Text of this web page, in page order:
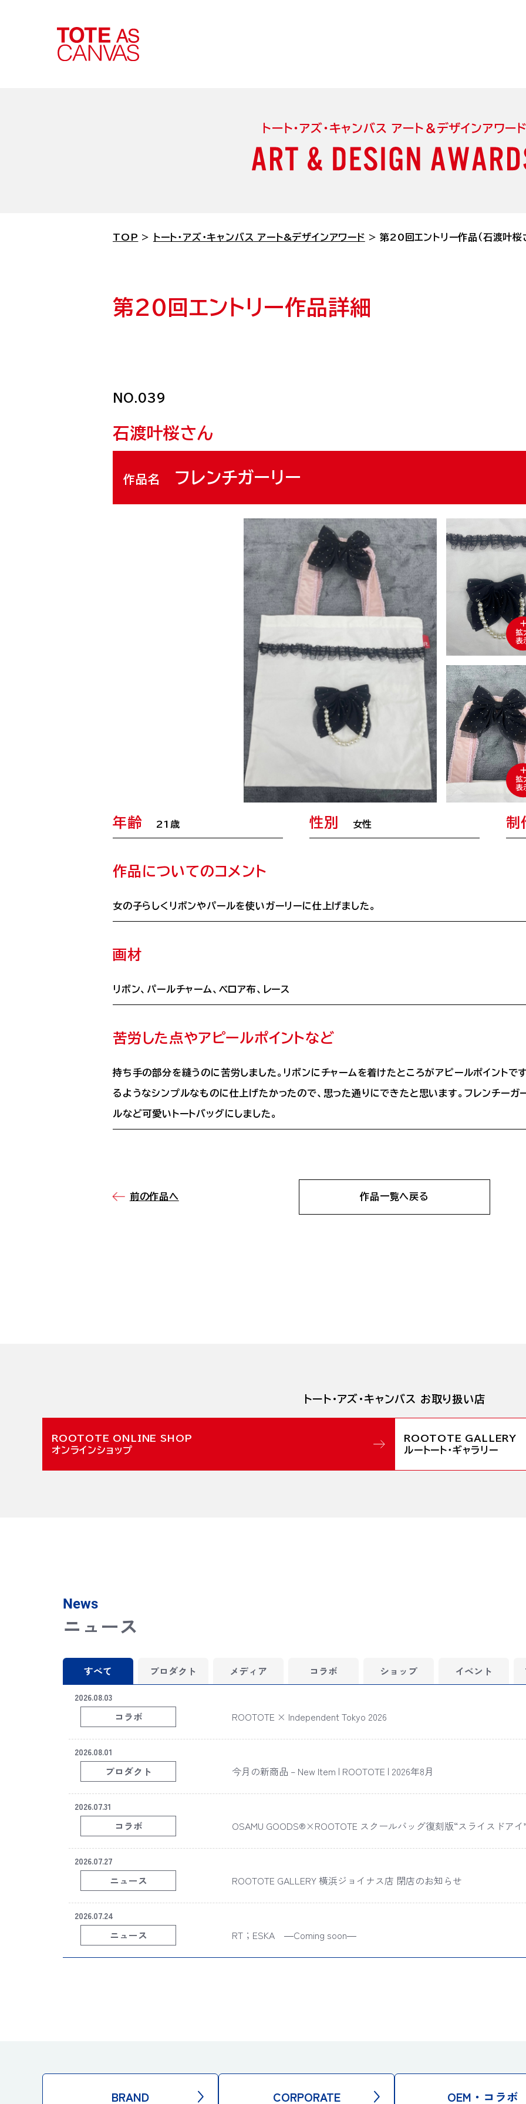
エントリーする 開催概要
ルートート チャリティーイベント
チャリティーイベントとは？ WEBギャラリー
オンラインショップ
ルートートオフィシャルサイト
トート・アズ・キャンバス アート＆デザインアワード
TOP > トート・アズ・キャンバス アート&デザインアワード >第20回エントリー作品（石渡叶桜
第20回 エントリー作品詳細
NO.039
石渡叶桜さん
作品名 フレンチガーリー
年齢 21歳 性別 女性 制
作品についてのコメント
女の子らしくリボンやパールを使いガーリーに仕上げました。
画材
リボン、パールチャーム、ベロア布、レース
苦労した点やアピールポイントなど
持ち手の部分を縫うのに苦労しました。リボンにチャームを着けたところがアピールポイントで
るようなシンプルなものに仕上げたかったので、思った通りにできたと思います。フレンチーガ
ルなど可愛いトートバッグにしました。
前の作品へ 作品一覧へ戻る
トート・アズ・キャンバス お取り扱い店
オンラインショップ ルートート・ギャラリー
BRAND CORPORATE OEM・コラボ